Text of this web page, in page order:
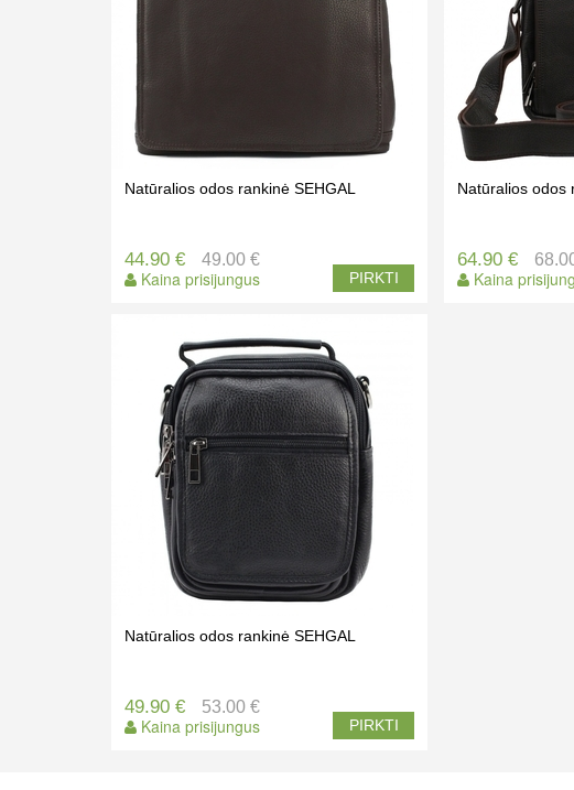
Natūralios odos rankinė SEHGAL
44.90 €
Kaina prisijungus
49.00 €
PIRKTI
Natūralios odos
64.90 €
Kaina
Natūralios odos rankinė SEHGAL
49.90 €
Kaina prisijungus
53.00 €
PIRKTI